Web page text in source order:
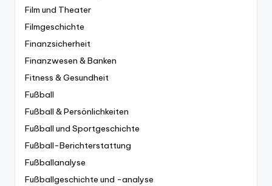
Film und Theater
Filmgeschichte
Finanzsicherheit
Finanzwesen & Banken
Fitness & Gesundheit
Fußball
Fußball & Persönlichkeiten
Fußball und Sportgeschichte
Fußball-Berichterstattung
Fußballanalyse
Fußballgeschichte und -analyse